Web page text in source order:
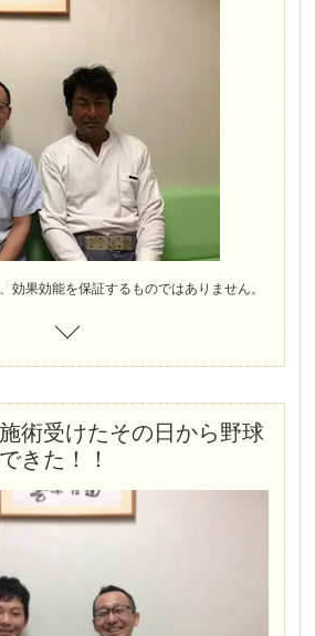
れ＋痛む、握力も右の半分になりました。
効果効能を保証するものではありません。
術受けたその日から野球
きた！！